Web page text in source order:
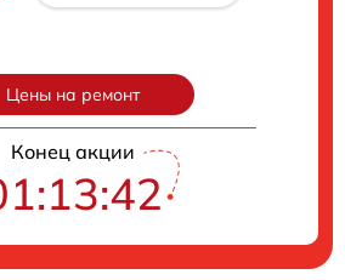
Цены на ремонт
Конец акции